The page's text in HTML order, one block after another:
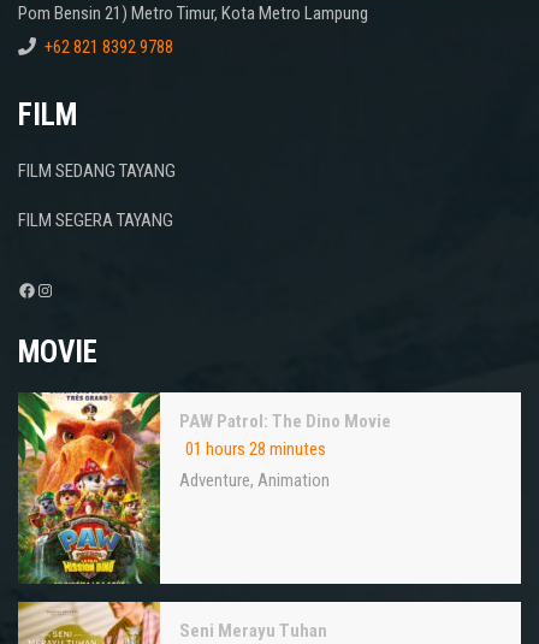
Pom Bensin 21) Metro Timur, Kota Metro Lampung
+62 821 8392 9788
FILM
FILM SEDANG TAYANG
FILM SEGERA TAYANG
Facebook
Instagram
MOVIE
PAW Patrol: The Dino Movie
01 hours 28 minutes
Adventure, Animation
Seni Merayu Tuhan